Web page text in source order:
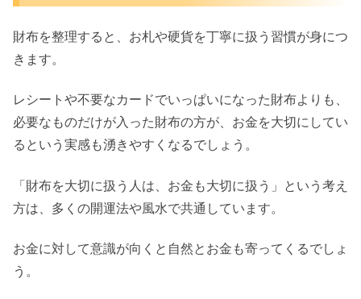
財布を整理すると、お札や硬貨を丁寧に扱う習慣が身につ
きます。
レシートや不要なカードでいっぱいになった財布よりも、
必要なものだけが入った財布の方が、お金を大切にしてい
るという実感も湧きやすくなるでしょう。
「財布を大切に扱う人は、お金も大切に扱う」という考え
方は、多くの開運法や風水で共通しています。
お金に対して意識が向くと自然とお金も寄ってくるでしょ
う。